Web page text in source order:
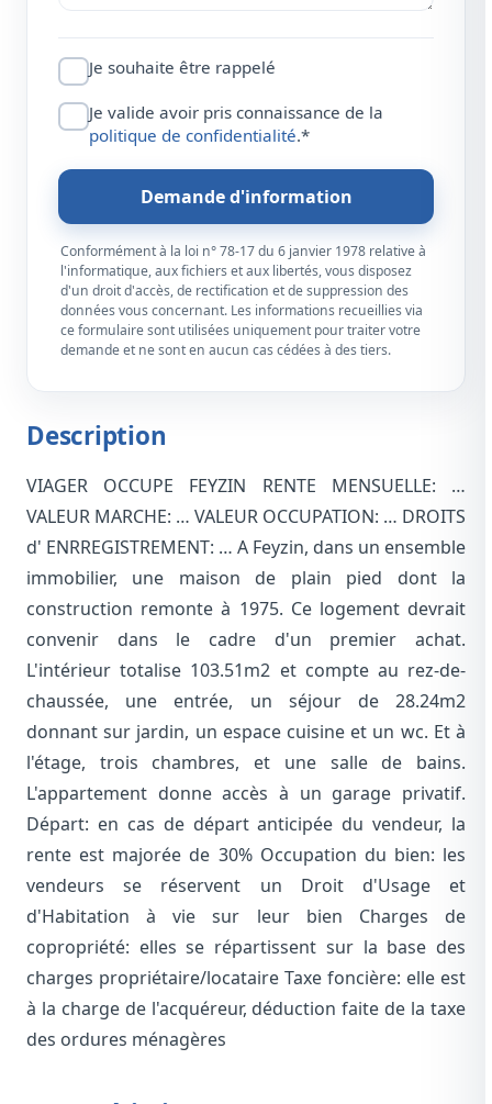
Je souhaite être rappelé
Je valide avoir pris connaissance de la
politique de confidentialité.*
Demande d'information
Conformément à la loi n° 78-17 du 6 janvier 1978 relative à
l'informatique, aux fichiers et aux libertés, vous disposez
d'un droit d'accès, de rectification et de suppression des
données vous concernant. Les informations recueillies via
ce formulaire sont utilisées uniquement pour traiter votre
demande et ne sont en aucun cas cédées à des tiers.
Description
VIAGER OCCUPE FEYZIN RENTE MENSUELLE: …
VALEUR MARCHE: … VALEUR OCCUPATION: … DROITS
d' ENRREGISTREMENT: … A Feyzin, dans un ensemble
immobilier, une maison de plain pied dont la
construction remonte à 1975. Ce logement devrait
convenir dans le cadre d'un premier achat.
L'intérieur totalise 103.51m2 et compte au rez-de-
chaussée, une entrée, un séjour de 28.24m2
donnant sur jardin, un espace cuisine et un wc. Et à
l'étage, trois chambres, et une salle de bains.
L'appartement donne accès à un garage privatif.
Départ: en cas de départ anticipée du vendeur, la
rente est majorée de 30% Occupation du bien: les
vendeurs se réservent un Droit d'Usage et
d'Habitation à vie sur leur bien Charges de
copropriété: elles se répartissent sur la base des
charges propriétaire/locataire Taxe foncière: elle est
à la charge de l'acquéreur, déduction faite de la taxe
des ordures ménagères